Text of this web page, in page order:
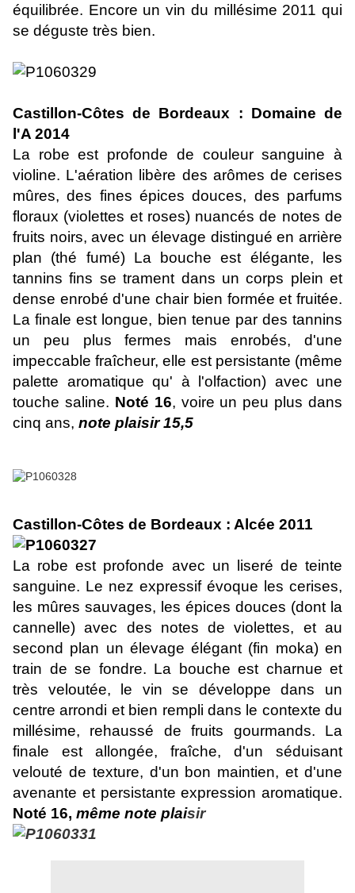
équilibrée. Encore un vin du millésime 2011 qui
se déguste très bien.
Castillon-Côtes de Bordeaux : Domaine de
l'A 2014
La robe est profonde de couleur sanguine à
violine. L'aération libère des arômes de cerises
mûres, des fines épices douces, des parfums
floraux (violettes et roses) nuancés de notes de
fruits noirs, avec un élevage distingué en arrière
plan (thé fumé) La bouche est élégante, les
tannins fins se trament dans un corps plein et
dense enrobé d'une chair bien formée et fruitée.
La finale est longue, bien tenue par des tannins
un peu plus fermes mais enrobés, d'une
impeccable fraîcheur, elle est persistante (même
palette aromatique qu' à l'olfaction) avec une
touche saline. Noté 16, voire un peu plus dans
cinq ans, note plaisir 15,5
Castillon-Côtes de Bordeaux : Alcée 2011
La robe est profonde avec un liseré de teinte
sanguine. Le nez expressif évoque les cerises,
les mûres sauvages, les épices douces (dont la
cannelle) avec des notes de violettes, et au
second plan un élevage élégant (fin moka) en
train de se fondre. La bouche est charnue et
très veloutée, le vin se développe dans un
centre arrondi et bien rempli dans le contexte du
millésime, rehaussé de fruits gourmands. La
finale est allongée, fraîche, d'un séduisant
velouté de texture, d'un bon maintien, et d'une
avenante et persistante expression aromatique.
Noté 16, même note plaisir